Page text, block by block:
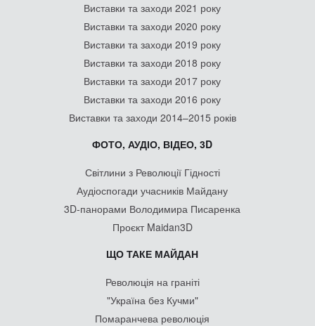
Виставки та заходи 2021 року
Виставки та заходи 2020 року
Виставки та заходи 2019 року
Виставки та заходи 2018 року
Виставки та заходи 2017 року
Виставки та заходи 2016 року
Виставки та заходи 2014–2015 років
ФОТО, АУДІО, ВІДЕО, 3D
Світлини з Революції Гідності
Аудіоспогади учасників Майдану
3D-панорами Володимира Писаренка
Проєкт Maidan3D
ЩО ТАКЕ МАЙДАН
Революція на граніті
"Україна без Кучми"
Помаранчева революція